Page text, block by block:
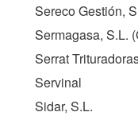
Sereco Gestión,
Sermagasa, S.L. (
Serrat
Servinal
Sidar, S.L.